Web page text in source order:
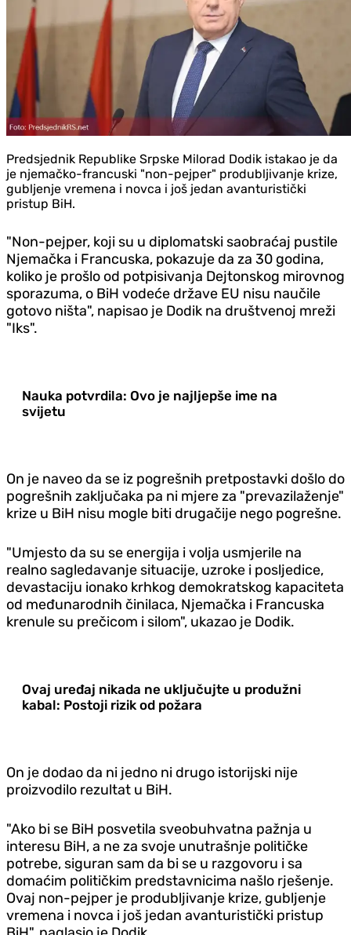
Predsjednik Republike Srpske Milorad Dodik istakao je da
je njemačko-francuski "non-pejper" produbljivanje krize,
gubljenje vremena i novca i još jedan avanturistički
pristup BiH.
"Non-pejper, koji su u diplomatski saobraćaj pustile
Njemačka i Francuska, pokazuje da za 30 godina,
koliko je prošlo od potpisivanja Dejtonskog mirovnog
sporazuma, o BiH vodeće države EU nisu naučile
gotovo ništa", napisao je Dodik na društvenoj mreži
"Iks".
Nauka potvrdila: Ovo je najljepše ime na
svijetu
On je naveo da se iz pogrešnih pretpostavki došlo do
pogrešnih zaključaka pa ni mjere za "prevazilaženje"
krize u BiH nisu mogle biti drugačije nego pogrešne.
"Umjesto da su se energija i volja usmjerile na
realno sagledavanje situacije, uzroke i posljedice,
devastaciju ionako krhkog demokratskog kapaciteta
od međunarodnih činilaca, Njemačka i Francuska
krenule su prečicom i silom", ukazao je Dodik.
Ovaj uređaj nikada ne uključujte u produžni
kabal: Postoji rizik od požara
On je dodao da ni jedno ni drugo istorijski nije
proizvodilo rezultat u BiH.
"Ako bi se BiH posvetila sveobuhvatna pažnja u
interesu BiH, a ne za svoje unutrašnje političke
potrebe, siguran sam da bi se u razgovoru i sa
domaćim političkim predstavnicima našlo rješenje.
Ovaj non-pejper je produbljivanje krize, gubljenje
vremena i novca i još jedan avanturistički pristup